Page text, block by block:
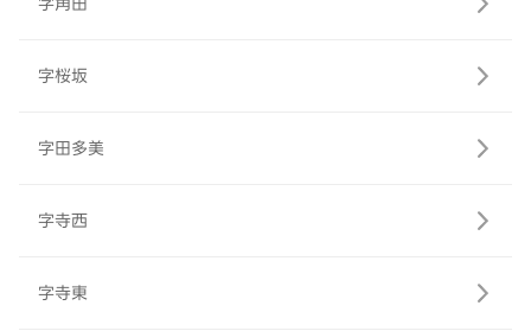
字桜坂
字田多美
字寺西
字寺東